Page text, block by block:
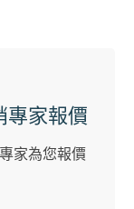
專家報價
家為您報價